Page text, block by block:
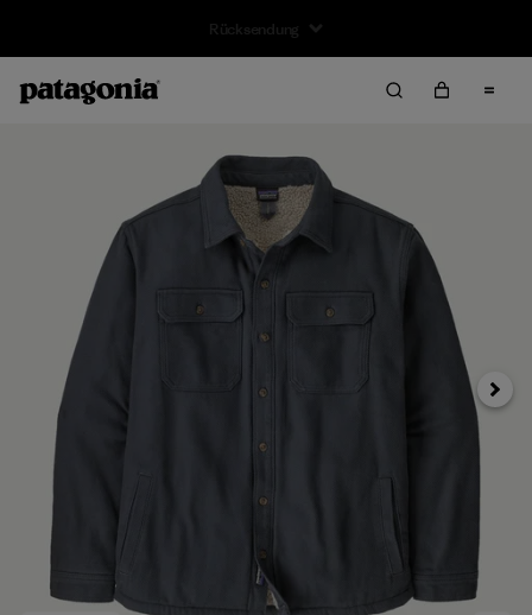
Kostenfreier Versand für Bestellungen ab 100 €
Weiter